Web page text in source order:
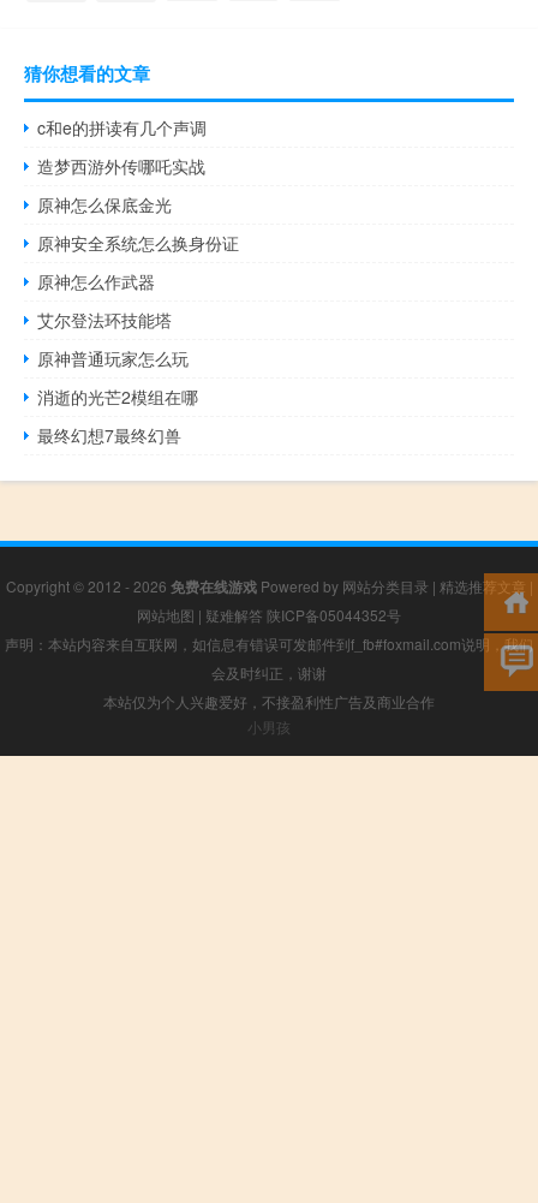
猜你想看的文章
c和e的拼读有几个声调
造梦西游外传哪吒实战
原神怎么保底金光
原神安全系统怎么换身份证
原神怎么作武器
艾尔登法环技能塔
原神普通玩家怎么玩
消逝的光芒2模组在哪
最终幻想7最终幻兽
Copyright © 2012 - 2026 免费在线游戏Powered by 网站分类目录 | 精选推荐文章 |
网站地图 | 疑难解答 陕ICP备05044352号
声明：本站内容来自互联网，如信息有错误可发邮件到f_fb#foxmail.com说明，我们
会及时纠正，谢谢
本站仅为个人兴趣爱好，不接盈利性广告及商业合作
小男孩